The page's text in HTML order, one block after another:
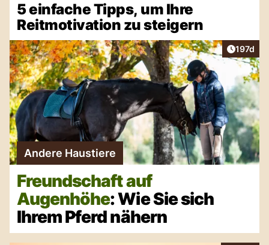
5 einfache Tipps, um Ihre
Reitmotivation zu steigern
Artikel
197d
Andere Haustiere
Freundschaft auf
Augenhöhe: Wie Sie sich
Ihrem Pferd nähern